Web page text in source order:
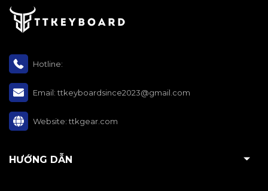
Hotline:
Email:ttkeyboardsince2023@gmail.com
Website:ttkgear.com
HƯỚNG DẪN